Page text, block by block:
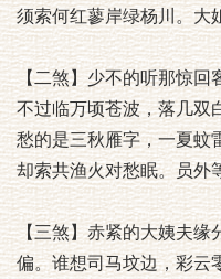
须索何红蓼岸绿杨川。大
【二煞】少不的听那惊回
不过临万顷苍波，落几双
愁的是三秋雁字，一夏蚊
却索共渔火对愁眠。员外
【三煞】赤紧的大姨夫缘
偏。谁想司马坟边，彩云